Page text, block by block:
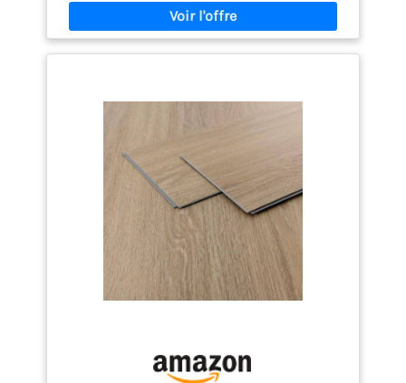
respecte l'environnement - Pose facile grâce à la
notice fournie dans l’emballage, Parce que chaque
projet est important nous garantissons une